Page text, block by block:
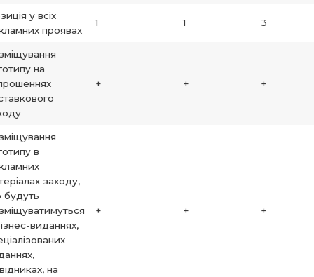
у всіх
проявах
1 1 3
на
+ + +
в
заходу,
виданнях,
на
+ + +